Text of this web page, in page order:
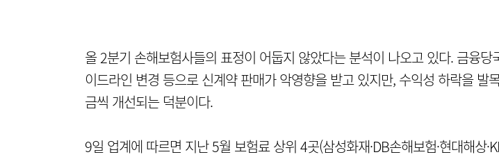
올 2분기 손해보험사들의 표정이 어둡지 않았다는 분석이 나오고 있다. 금융당
이드라인 변경 등으로 신계약 판매가 악영향을 받고 있지만, 수익성 하락을 발
금씩 개선되는 덕분이다.
9일 업계에 따르면 지난 5월 보험료 상위 4곳(삼성화재·DB손해보험·현대해상